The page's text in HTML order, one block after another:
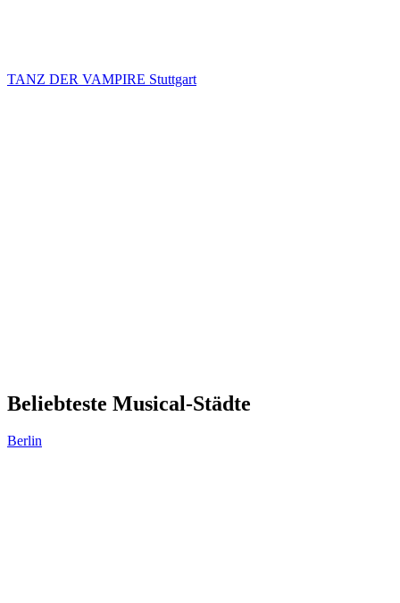
TANZ DER VAMPIRE Stuttgart
Beliebteste Musical-Städte
Berlin